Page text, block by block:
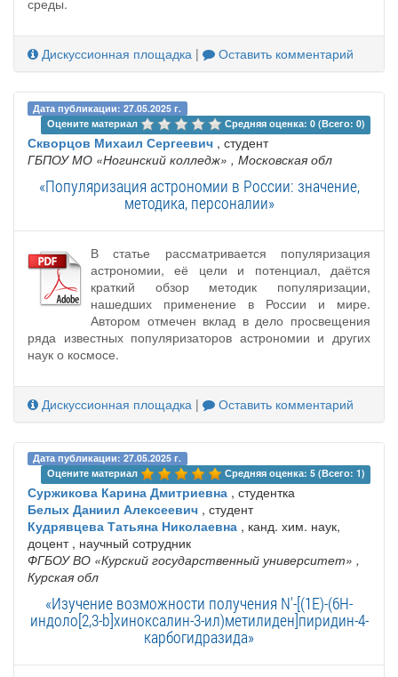
среды.
Дискуссионная площадка | Оставить комментарий
Дата публикации: 27.05.2025 г.
Оцените материал
Средняя оценка: 0 (Всего: 0)
Скворцов Михаил Сергеевич , студент
ГБПОУ МО «Ногинский колледж» , Московская обл
«Популяризация астрономии в России: значение,
методика, персоналии»
В статье рассматривается популяризация
астрономии, её цели и потенциал, даётся
краткий обзор методик популяризации,
нашедших применение в России и мире.
Автором отмечен вклад в дело просвещения
ряда известных популяризаторов астрономии и других
наук о космосе.
Дискуссионная площадка | Оставить комментарий
Дата публикации: 27.05.2025 г.
Оцените материал
Средняя оценка: 5 (Всего: 1)
Суржикова Карина Дмитриевна , студентка
Белых Даниил Алексеевич , студент
Кудрявцева Татьяна Николаевна , канд. хим. наук,
доцент , научный сотрудник
ФГБОУ ВО «Курский государственный университет» ,
Курская обл
«Изучение возможности получения N'-[(1E)-(6H-
индоло[2,3-b]хиноксалин-3-ил)метилиден]пиридин-4-
карбогидразида»